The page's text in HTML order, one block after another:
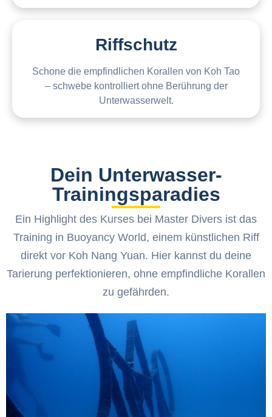
Riffschutz
Schone die empfindlichen Korallen von Koh Tao
– schwebe kontrolliert ohne Berührung der
Unterwasserwelt.
Dein Unterwasser-
Trainingsparadies
Ein Highlight des Kurses bei Master Divers ist das
Training in Buoyancy World, einem künstlichen Riff
direkt vor Koh Nang Yuan. Hier kannst du deine
Tarierung perfektionieren, ohne empfindliche Korallen
zu gefährden.